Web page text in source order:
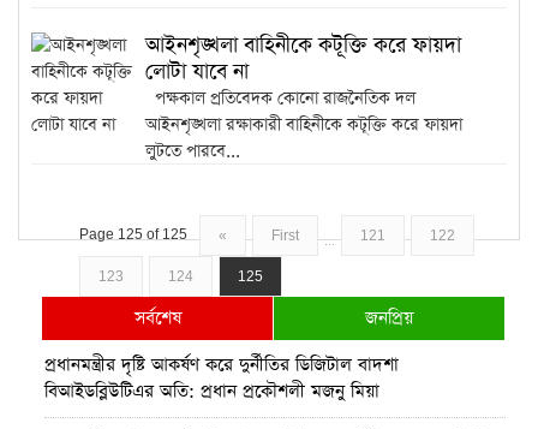
আইনশৃঙ্খলা বাহিনীকে কটূক্তি করে ‍ফায়দা
লোটা যাবে না
পক্ষকাল প্রতিবেদক কোনো রাজনৈতিক দল
আইনশৃঙ্খলা রক্ষাকারী বাহিনীকে কটূক্তি করে ‍ফায়দা
লুটতে পারবে...
Page 125 of 125 « First ... 121 122
123 124 125
সর্বশেষ
জনপ্রিয়
প্রধানমন্ত্রীর দৃষ্টি আকর্ষণ করে দুর্নীতির ডিজিটাল বাদশা
বিআইডব্লিউটিএর অতি: প্রধান প্রকৌশলী মজনু মিয়া